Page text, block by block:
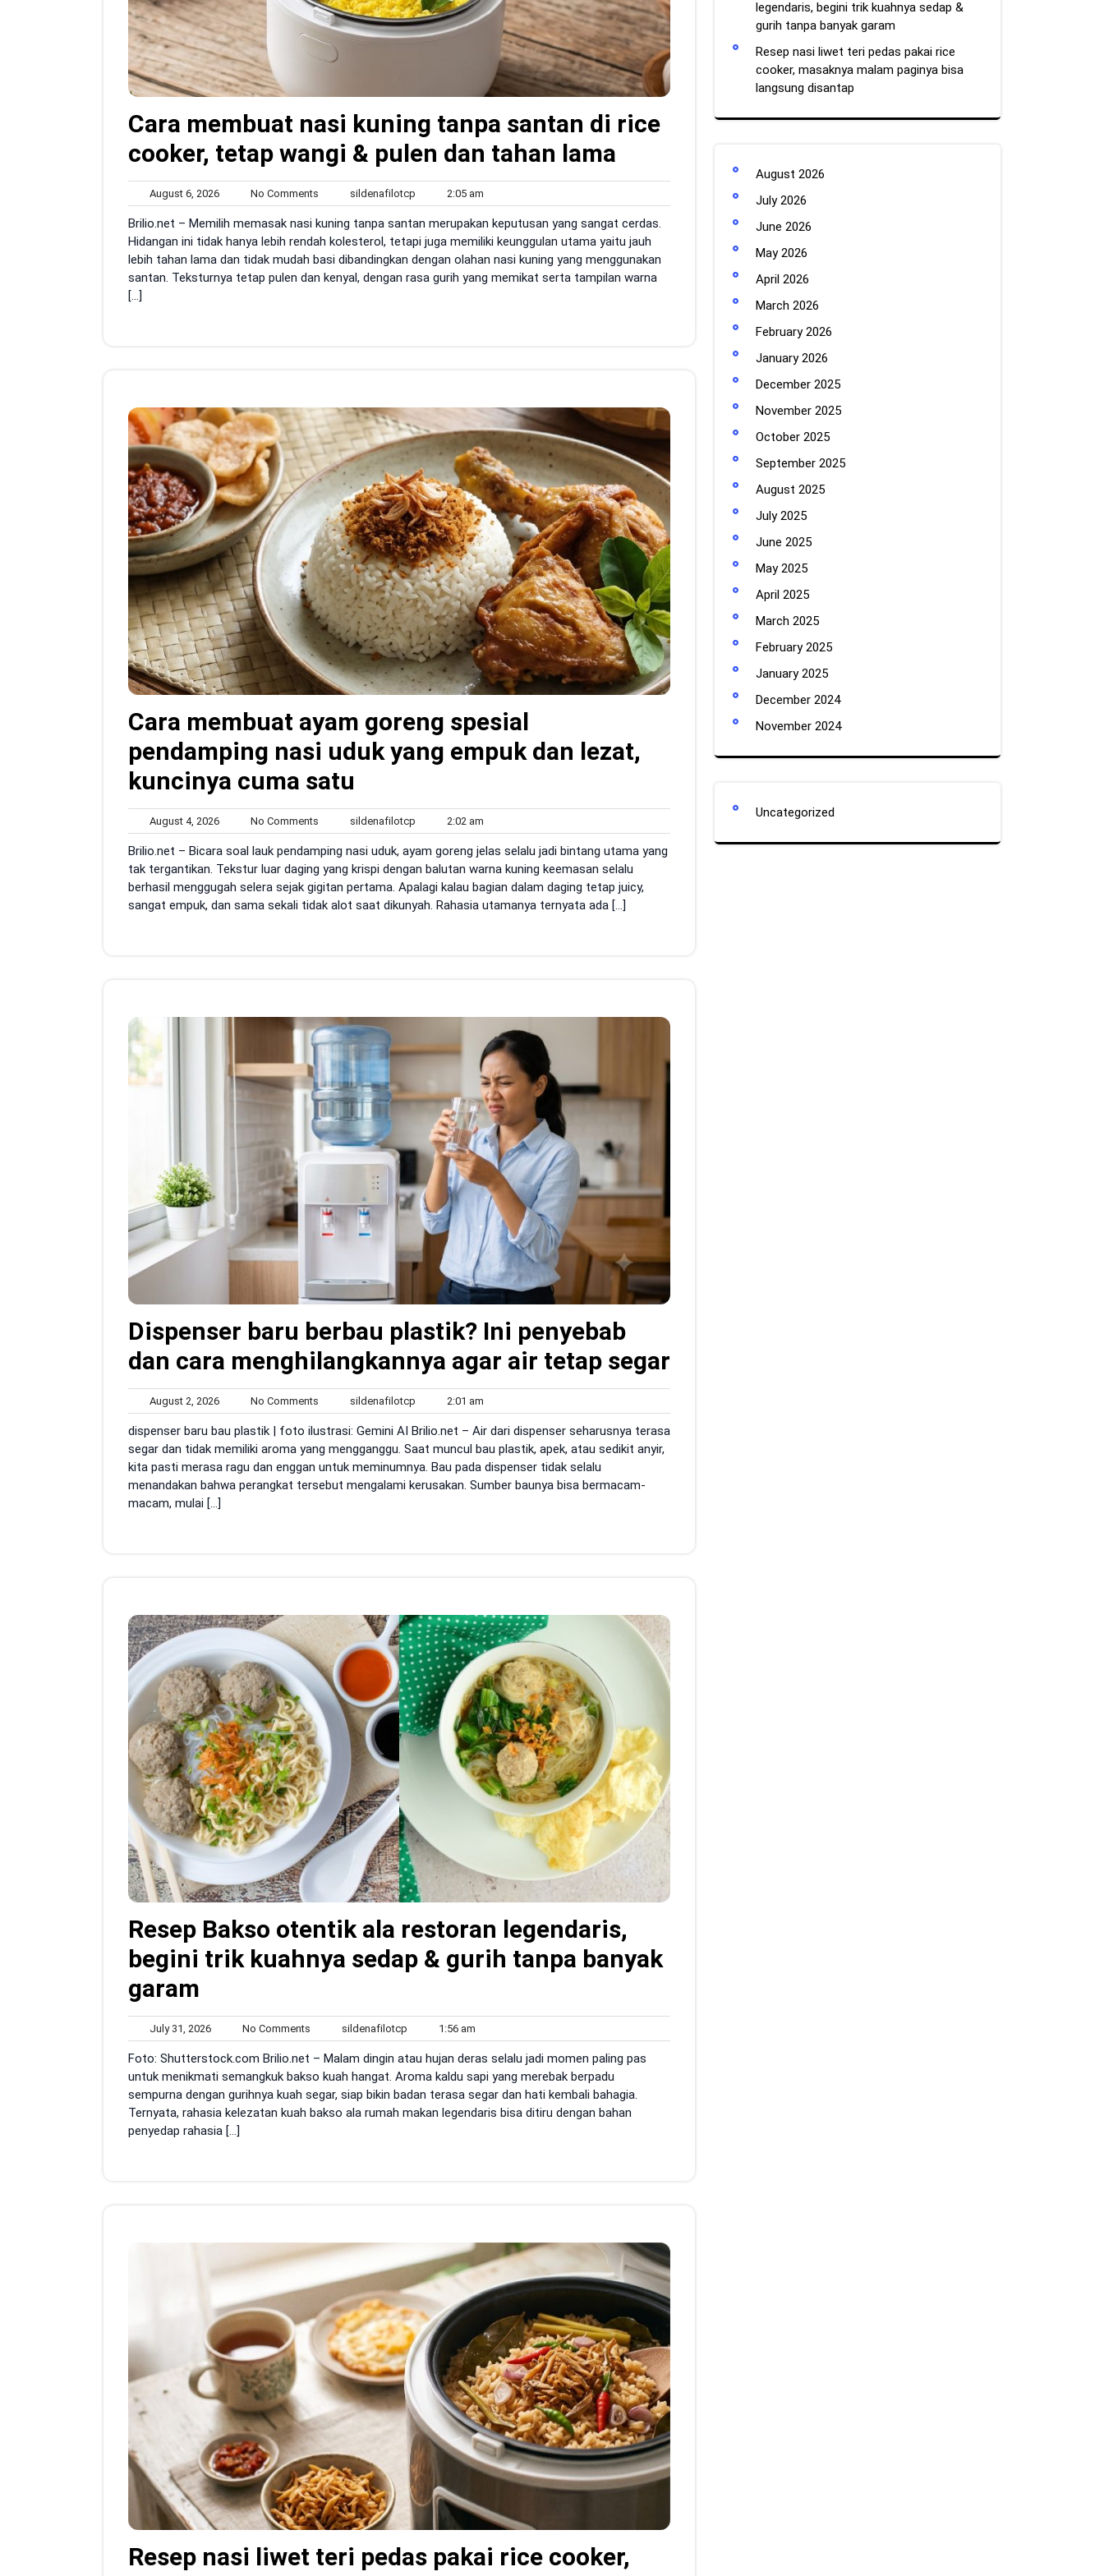
Cara membuat nasi kuning tanpa santan di rice
cooker, tetap wangi & pulen dan tahan lama
August 6, 2026August
6,
2026
No Comments
Comments
sildenafilotcp sildenafilotcp
2:05 am
am
Brilio.net – Memilih memasak nasi kuning tanpa santan merupakan keputusan yang sangat cerdas.
Hidangan ini tidak hanya lebih rendah kolesterol, tetapi juga memiliki keunggulan utama yaitu jauh
lebih tahan lama dan tidak mudah basi dibandingkan dengan olahan nasi kuning yang menggunakan
santan. Teksturnya tetap pulen dan kenyal, dengan rasa gurih yang memikat serta tampilan warna
[…]
Cara membuat ayam goreng spesial
pendamping nasi uduk yang empuk dan lezat,
kuncinya cuma satu
August 4, 2026August
4,
2026
No Comments
Comments
sildenafilotcp sildenafilotcp
2:02 am
am
Brilio.net – Bicara soal lauk pendamping nasi uduk, ayam goreng jelas selalu jadi bintang utama yang
tak tergantikan. Tekstur luar daging yang krispi dengan balutan warna kuning keemasan selalu
berhasil menggugah selera sejak gigitan pertama. Apalagi kalau bagian dalam daging tetap juicy,
sangat empuk, dan sama sekali tidak alot saat dikunyah. Rahasia utamanya ternyata ada […]
Dispenser baru berbau plastik? Ini penyebab
dan cara menghilangkannya agar air tetap segar
August 2, 2026August
2,
2026
No Comments
Comments
sildenafilotcp sildenafilotcp
2:01 am
am
dispenser baru bau plastik | foto ilustrasi: Gemini AI Brilio.net – Air dari dispenser seharusnya terasa
segar dan tidak memiliki aroma yang mengganggu. Saat muncul bau plastik, apek, atau sedikit anyir,
kita pasti merasa ragu dan enggan untuk meminumnya. Bau pada dispenser tidak selalu
menandakan bahwa perangkat tersebut mengalami kerusakan. Sumber baunya bisa bermacam-
macam, mulai […]
Resep Bakso otentik ala restoran legendaris,
begini trik kuahnya sedap & gurih tanpa banyak
garam
July 31, 2026July
31,
2026
No Comments
Comments
sildenafilotcp sildenafilotcp
1:56 am
am
Foto: Shutterstock.com Brilio.net – Malam dingin atau hujan deras selalu jadi momen paling pas
untuk menikmati semangkuk bakso kuah hangat. Aroma kaldu sapi yang merebak berpadu
sempurna dengan gurihnya kuah segar, siap bikin badan terasa segar dan hati kembali bahagia.
Ternyata, rahasia kelezatan kuah bakso ala rumah makan legendaris bisa ditiru dengan bahan
penyedap rahasia […]
Resep nasi liwet teri pedas pakai rice cooker,
legendaris, begini trik kuahnya sedap &
gurih tanpa banyak garam
Resep nasi liwet teri pedas pakai rice
cooker, masaknya malam paginya bisa
langsung disantap
August 2026
July 2026
June 2026
May 2026
April 2026
March 2026
February 2026
January 2026
December 2025
November 2025
October 2025
September 2025
August 2025
July 2025
June 2025
May 2025
April 2025
March 2025
February 2025
January 2025
December 2024
November 2024
Uncategorized